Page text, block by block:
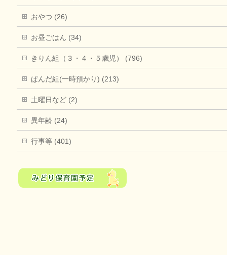
おやつ (26)
お昼ごはん (34)
きりん組（３・４・５歳児） (796)
ぱんだ組(一時預かり) (213)
土曜日など (2)
異年齢 (24)
行事等 (401)